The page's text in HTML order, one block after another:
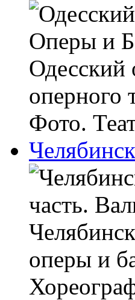
Одесский
оперного
Фото.
часть.
оперы и